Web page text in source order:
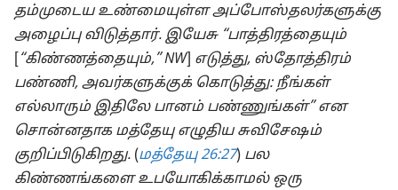
தம்முடைய உண்மையுள்ள அப்போஸ்தலர்களுக்கு
அழைப்பு விடுத்தார். இயேசு “பாத்திரத்தையும்
“கிண்ணத்தையும்,” NW] எடுத்து, ஸ்தோத்திரம்
பண்ணி, அவர்களுக்குக் கொடுத்து: நீங்கள்
எல்லாரும் இதிலே பானம் பண்ணுங்கள்” என
சொன்னதாக மத்தேயு எழுதிய சுவிசேஷம்
குறிப்பிடுகிறது. (மத்தேயு 26:27) பல
கிண்ணங்களை உபயோகிக்காமல் ஒரு